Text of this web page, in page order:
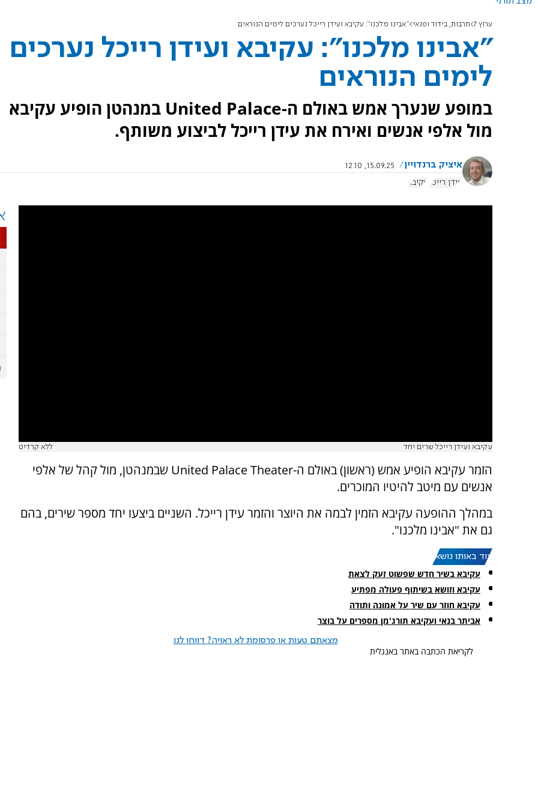
ערוץ 7 תרבות, בידור ופנאי "אבינו מלכנו": עקיבא ועידן רייכל נערכים לימים הנוראים
"אבינו מלכנו": עקיבא ועידן רייכל נערכים
לימים הנוראים
במופע שנערך אמש באולם ה-United Palace במנהטן הופיע עקיבא
מול אלפי אנשים ואירח את עידן רייכל לביצוע משותף.
איציק ברנדויין
15.09.25, 12:10
עידן רייכל
עקיבא
עקיבא ועידן רייכל שרים יחד ללא קרדיט
הזמר עקיבא הופיע אמש (ראשון) באולם ה-United Palace Theater שבמנהטן, מול קהל של אלפי
אנשים עם מיטב להיטיו המוכרים.
במהלך ההופעה עקיבא הזמין לבמה את היוצר והזמר עידן רייכל. השניים ביצעו יחד מספר שירים, בהם
גם את "אבינו מלכנו".
עוד באותו נושא:
עקיבא בשיר חדש שפשוט זעק לצאת
עקיבא וזושא בשיתוף פעולה מפתיע
עקיבא חוזר עם שיר על אמונה ותודה
אביתר בנאי ועקיבא תורג'מן מספרים על בוצר
מצאתם טעות או פרסומת לא ראויה? דווחו לנו
לקריאת הכתבה באתר באנגלית